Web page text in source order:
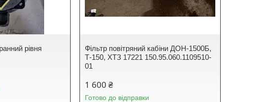
рівня
Фільтр повітряний кабіни ДОН-1500Б,
Т-150, ХТЗ 17221 150.95.060.1109510-
01
1 600 ₴
Готово до відправки